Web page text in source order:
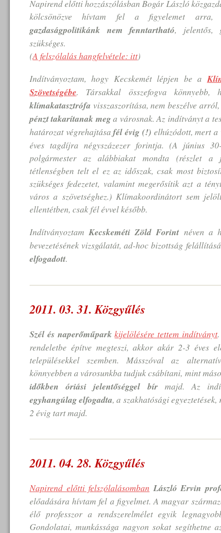
Napirend előtti hozzászólásban Bogár László
kölcsönözve hívtam fel a figyelemet
gazdaságpolitikánk nem fenntartható, jelentős,
szükséges.
(A felszólalás hangfelvétele: itt)
Indítványoztam, hogy Kecskemét lépjen be a
Szövetségébe. Társakkal összefogva könnyebb,
klímakatasztrófa visszaszorítása, nem beszélve
pénzt takarítanak mega városnak. Az indítványt a
határozat végrehajtásafél évig (!) elhúzódott, mert
éves tagdíjra négyszázezer forintja. (A június
polgármester az alábbiakat mondta (részlet a
tétlenségben telt el ez az időszak, csak most
szükséges fedezetet, valamint megerősítik azt a
város a szövetséghez.) Klímakoordinátort sem
ellentétben, csak fél évvel később.
IndítványoztamKecskeméti Zöld Forint néven a
bevezetésének vizsgálatát, ad-hoc bizottság
elfogadott.
2011. 03. 31. Közgyűlés
Szél és naperőműpark kijelölésére tettem indítványt
rendeletbe építve megteszi, akkor akár 2-3 éves
településekkel szemben. Másszóval az
könnyebben a városunkba tudjuk csábítani, mint
időkben óriási jelentőséggel bírmajd. Az
egyhangúlag elfogadta, a szakhatósági
2 évig tart majd.
2011. 04. 28. Közgyűlés
Napirend előtti felszólalásomban László Ervin
előadására hívtam fel a figyelmet. A magyar
élő professzor a rendszerelmélet egyik
Gondolatai, munkássága nagyon sokat segíthetne